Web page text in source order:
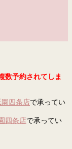
数予約されてしま
園四条店で承ってい
四条店で承ってい